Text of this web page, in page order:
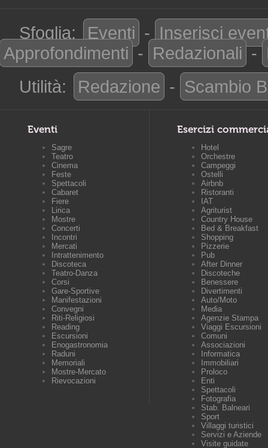
Sfoglia: Eventi - Inserisci
Approfondimenti - Redazionali -
Utilità:
Redazione - Scambio
Eventi
Sagre
Teatro
Cinema
Feste
Spettacoli
Cabaret
Fiere
Lirica
Mostre
Concerti
Incontri
Mercati
Intrattenimento
Discoteca
Teatro-Danza
Corsi
Gare-Sportive
Manifestazioni
Convegni
Riti-Religiosi
Reading
Escursioni
Enogastronomia
Raduni
Memoriali
Mostre-Mercato
Rievocazioni
Esercizi
Hotel
Orchestre
Campeggi
Ostelli
Airbnb
Ristoranti
IAT
Agriturist
Country House
Bed & Breakfast
Shopping
Pizzerie
Pub
After Dinner
Discoteche
Benessere
Divertimenti
Auto/Moto
Media
Agenzie Stampa
Viaggi Escursioni
Comuni
Associazioni
Informatica
Immobiliari
Proloco
Enti
Spettacoli
Fotografia
Stab. Balneari
Sport
Villaggi turistici
Servizi e Aziende
Visite guidate